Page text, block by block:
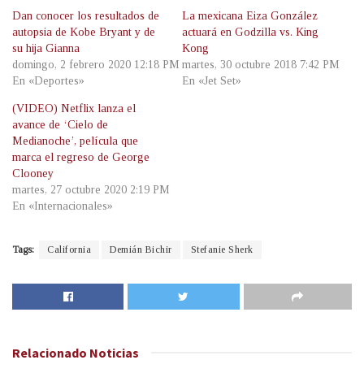
Dan conocer los resultados de
autopsia de Kobe Bryant y de
su hija Gianna
domingo, 2 febrero 2020 12:18 PM
En «Deportes»
La mexicana Eiza González
actuará en Godzilla vs. King
Kong
martes, 30 octubre 2018 7:42 PM
En «Jet Set»
(VIDEO) Netflix lanza el
avance de ‘Cielo de
Medianoche’, película que
marca el regreso de George
Clooney
martes, 27 octubre 2020 2:19 PM
En «Internacionales»
Tags: California Demián Bichir Stefanie Sherk
Relacionado Noticias